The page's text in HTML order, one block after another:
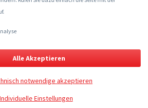
Individuelle Einstellungen
notwendige akzeptieren
Alle Akzeptieren